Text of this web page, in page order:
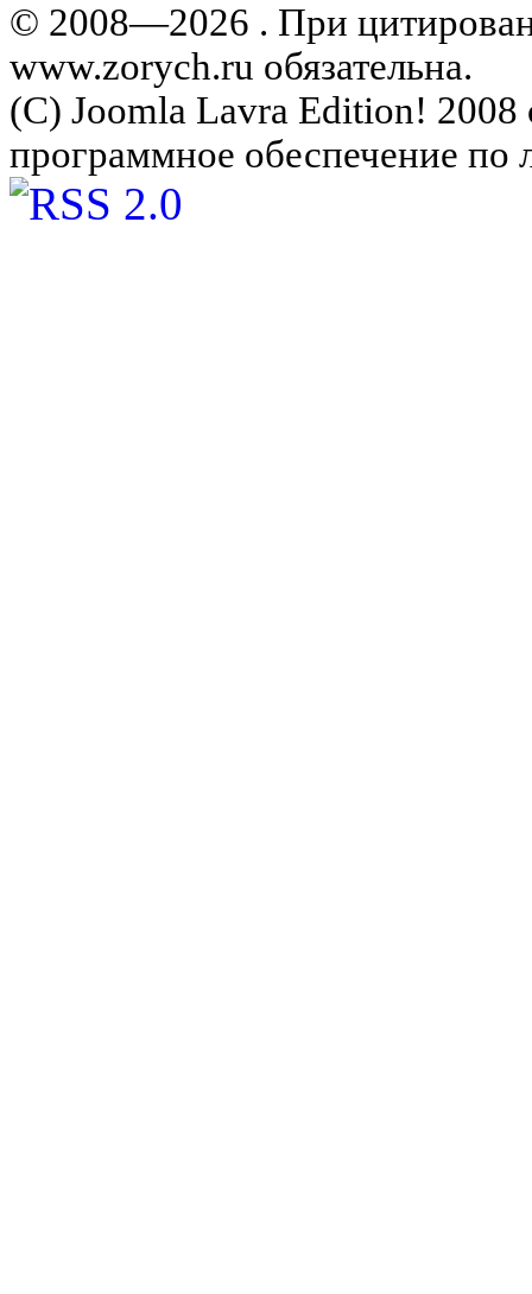
© 2008—2026 . При
www.zorych.ru обязательна.
(C) Joomla Lavra Edition! 2008
программное обеспечение по